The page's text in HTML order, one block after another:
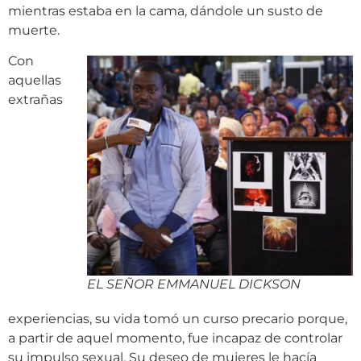
mientras estaba en la cama, dándole un susto de
muerte.
EL SEÑOR EMMANUEL DICKSON
Con
aquellas
extrañas
experiencias, su vida tomó un curso precario porque,
a partir de aquel momento, fue incapaz de controlar
su impulso sexual. Su deseo de mujeres le hacía